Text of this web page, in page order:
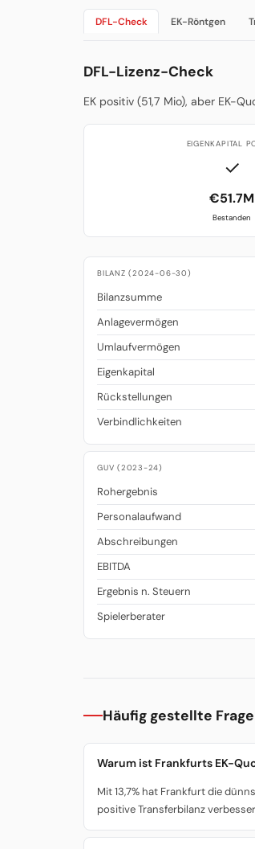
DFL-Check EK-Röntgen
DFL-Lizenz-Check
EK positiv (51,7 Mio), aber EK-
EIGENKAPITAL
✓
€51.7M
Bestanden
BILANZ (2024-06-30)
Bilanzsumme
Anlagevermögen
Umlaufvermögen
Eigenkapital
Rückstellungen
Verbindlichkeiten
GUV (2023-24)
Rohergebnis
Personalaufwand
Abschreibungen
EBITDA
Ergebnis n. Steuern
Spielerberater
Häufig gestellte
Warum ist Frankfurts EK-
Mit 13,7% hat Frankfurt die
positive Transferbilanz